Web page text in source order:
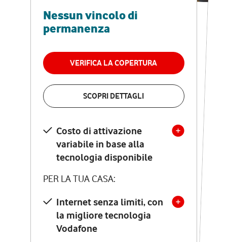
Nessun vincolo di
permanenza
VERIFICA LA COPERTURA
SCOPRI DETTAGLI
Costo di attivazione
variabile in base alla
tecnologia disponibile
PER LA TUA CASA:
Internet senza limiti, con
la migliore tecnologia
Vodafone
RETE FISSA + VODAFONE CLUB
29,95€
permanenza
VERIFICA LA COPERTURA
Costo di attivazione
variabile in base alla
tecnologia disponibile
PER LA TUA CASA:
Internet senza limiti, con
la migliore tecnologia
Vodafone
Modem Seven con Wi-Fi 7